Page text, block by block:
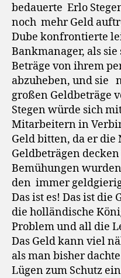
bedauerte Erlo
noch mehr Geld
Dube konfrontierte
Bankmanager, als
Beträge von ihrem
abzuheben, und sie
großen Geldbeträge
Stegen würde sich
Mitarbeitern in
Geld bitten, da er die
Geldbeträgen
Bemühungen
den immer
Das ist es! Das ist die
die holländische
Problem und all die
Das Geld kann viel
als man bisher
Lügen zum Schutz